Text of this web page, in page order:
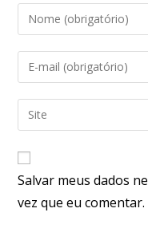
Salvar meus dados
vez que eu comentar.